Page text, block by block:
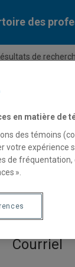
des
de
«
Courriel
en matière de
des témoins
votre expérience
de fréquentation,
».